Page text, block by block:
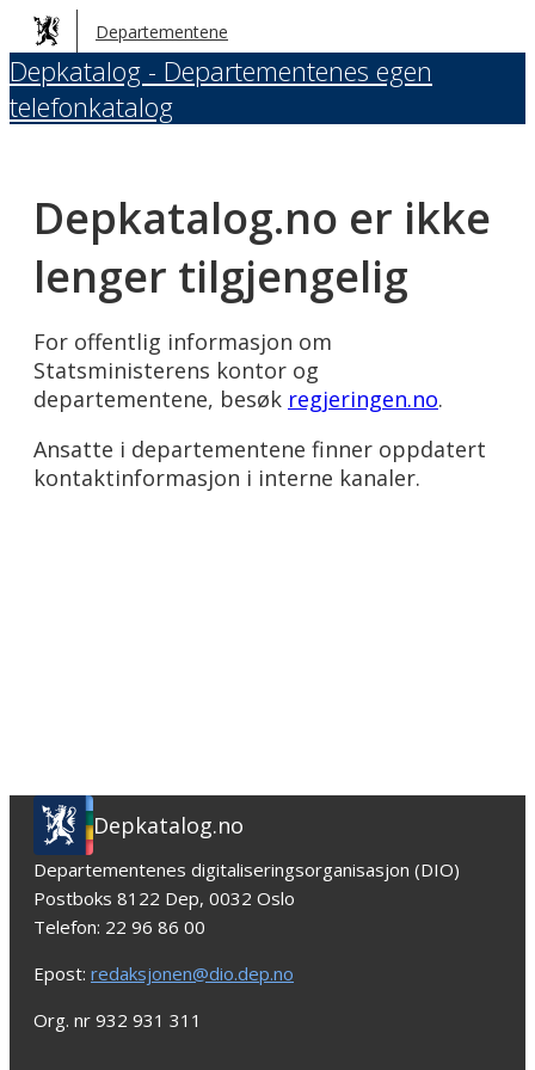
Hopp
til
hovedinnhold
Departementene
Depkatalog - Departementenes egen
telefonkatalog
Depkatalog.no er ikke
lenger tilgjengelig
For offentlig informasjon om
Statsministerens kontor og
departementene, besøk regjeringen.no.
Ansatte i departementene finner oppdatert
kontaktinformasjon i interne kanaler.
Depkatalog.no
Departementenes digitaliseringsorganisasjon (DIO)
Postboks 8122 Dep, 0032 Oslo
Telefon: 22 96 86 00
Epost: redaksjonen@dio.dep.no
Org. nr 932 931 311